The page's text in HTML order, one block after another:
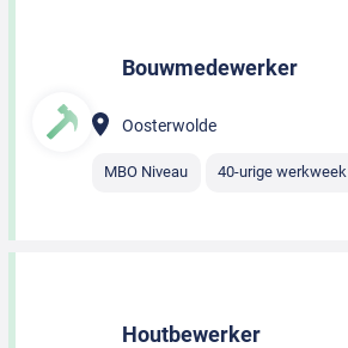
Bouwmedewerker
Oosterwolde
MBO Niveau 40-urige werkweek
Houtbewerker